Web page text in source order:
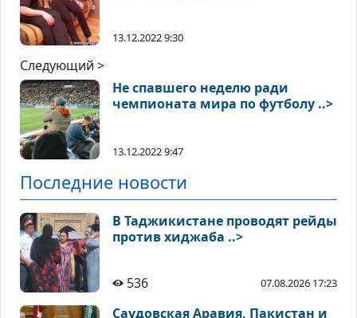
13.12.2022 9:30
Следующий >
Не спавшего неделю ради
чемпионата мира по футболу ..>
13.12.2022 9:47
Последние новости
В Таджикистане проводят рейды
против хиджаба ..>
536 07.08.2026 17:23
Саудовская Аравия, Пакистан и